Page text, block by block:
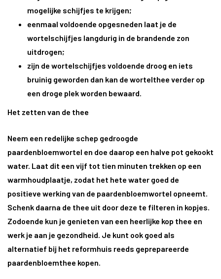
mogelijke schijfjes te krijgen;
eenmaal voldoende opgesneden laat je de
wortelschijfjes langdurig in de brandende zon
uitdrogen;
zijn de wortelschijfjes voldoende droog en iets
bruinig geworden dan kan de wortelthee verder op
een droge plek worden bewaard.
Het zetten van de thee
Neem een redelijke schep gedroogde
paardenbloemwortel en doe daarop een halve pot gekookt
water. Laat dit een vijf tot tien minuten trekken op een
warmhoudplaatje, zodat het hete water goed de
positieve werking van de paardenbloemwortel opneemt.
Schenk daarna de thee uit door deze te filteren in kopjes.
Zodoende kun je genieten van een heerlijke kop thee en
werk je aan je gezondheid. Je kunt ook goed als
alternatief bij het reformhuis reeds geprepareerde
paardenbloemthee kopen.